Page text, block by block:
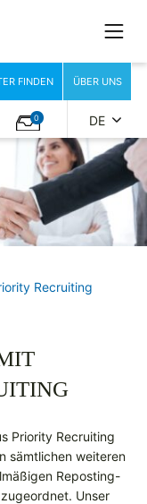
FINDEN ÜBER UNS
0 DE
Recruiting
Priority Recruiting
sämtlichen weiteren
Reposting-
Unser